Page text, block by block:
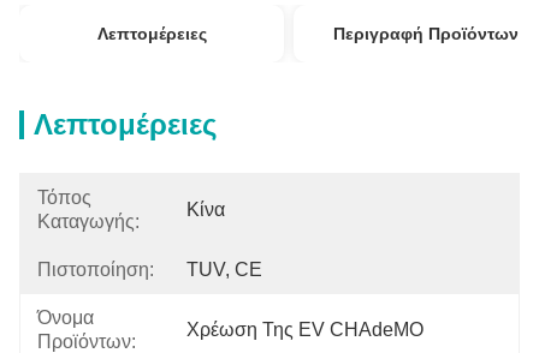
Λεπτομέρειες Περιγραφή Προϊόντων
Λεπτομέρειες
Τόπος
Καταγωγής:
Κίνα
Πιστοποίηση: TUV, CE
Όνομα
Προϊόντων:
Χρέωση Της EV CHAdeMO